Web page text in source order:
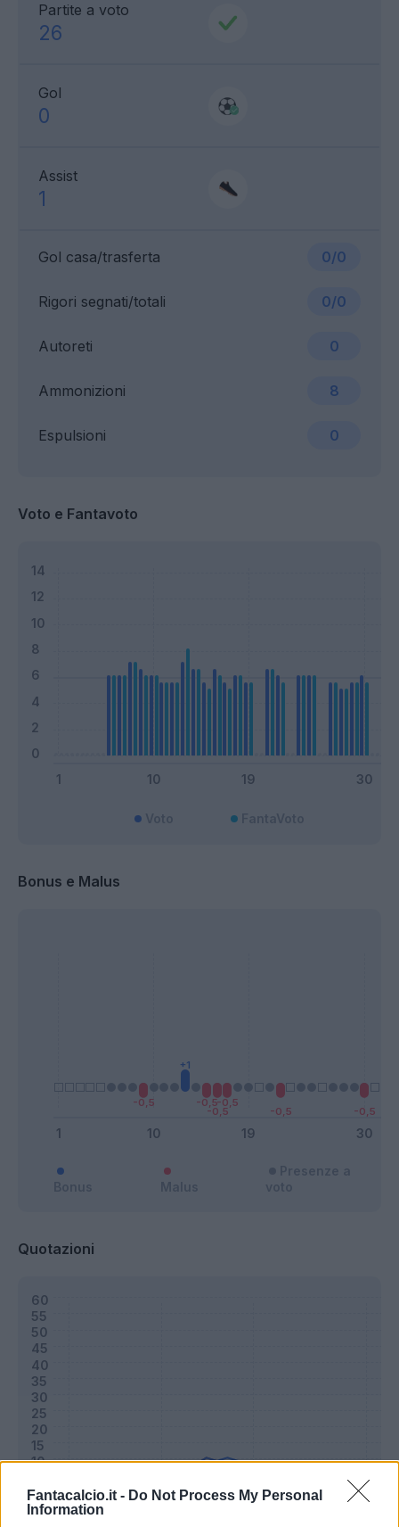
Fantacalcio.it - Do Not Process My Personal
Information
Partite a voto
26
Gol
0
Assist
1
Gol casa/trasferta 0/0
Ammonizioni 8
Rigori segnati/totali 0/0
Espulsioni 0
Autoreti 0
Voto e Fantavoto
Bonus e Malus
Quotazioni